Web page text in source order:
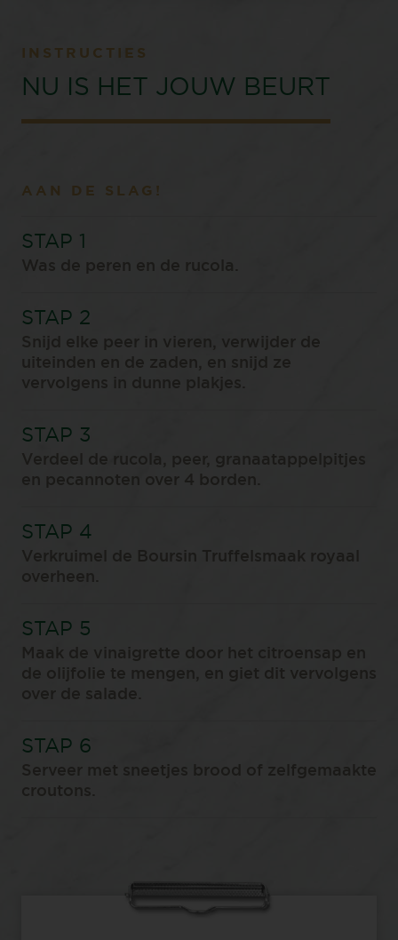
INSTRUCTIES
NU IS HET JOUW BEURT
AAN DE SLAG!
Was de peren en de rucola.⁠
Snijd elke peer in vieren, verwijder de
uiteinden en de zaden, en snijd ze
vervolgens in dunne plakjes.⁠
Verdeel de rucola, peer, granaatappelpitjes
en pecannoten over 4 borden.⁠
Verkruimel de Boursin Truffelsmaak royaal
overheen. ⁠
Maak de vinaigrette door het citroensap en
de olijfolie te mengen, en giet dit vervolgens
over de salade.⁠
Serveer met sneetjes brood of zelfgemaakte
croutons.⁠